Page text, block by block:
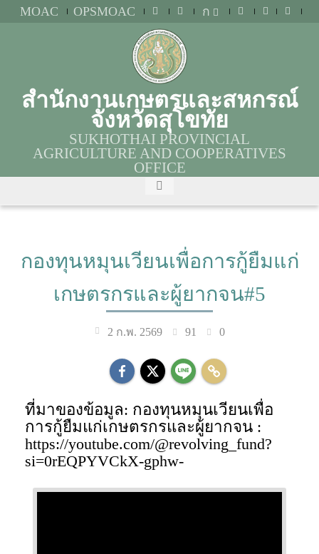
MOAC OPSMOAC ก
สำนักงานเกษตรและสหกรณ์
จังหวัดสุโขทัย
SUKHOTHAI PROVINCIAL
AGRICULTURE AND COOPERATIVES
OFFICE
กองทุนหมุนเวียนเพื่อการกู้ยืมแก่
เกษตรกรและผู้ยากจน#5
2 ก.พ. 2569 91 0
ที่มาของข้อมูล: กองทุนหมุนเวียนเพื่อ
การกู้ยืมแก่เกษตรกรและผู้ยากจน :
https://youtube.com/@revolving_fund?
si=0rEQPYVCkX-gphw-